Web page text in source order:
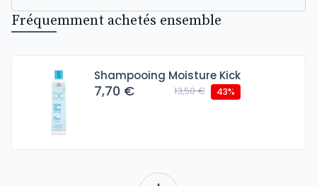
Fréquemment achetés ensemble
Shampooing Moisture Kick
7,70 € 13,50 € 43%